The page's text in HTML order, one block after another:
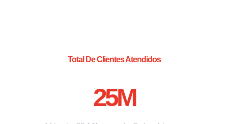
Total De Clientes Atendidos
25M